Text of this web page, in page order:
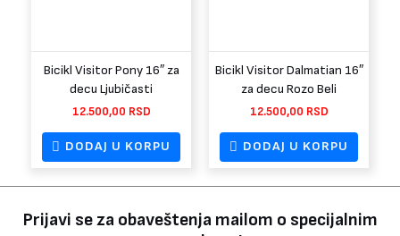
Bicikl Visitor Pony 16″ za
decu Ljubičasti
12.500,00 RSD
DODAJ U KORPU
Bicikl Visitor Dalmatian 16″
za decu Rozo Beli
12.500,00 RSD
DODAJ U KORPU
Prijavi se za obaveštenja mailom o specijalnim